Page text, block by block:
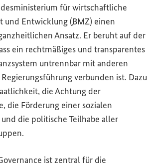
für wirtschaftliche
und Entwicklung (BMZ) einen
Ansatz. Er beruht auf der
ein rechtmäßiges und transparentes
untrennbar mit anderen
verbunden ist. Dazu
die Achtung der
die Förderung einer sozialen
die politische Teilhabe aller
ist zentral für die